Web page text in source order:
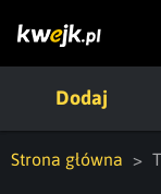
Dodaj
Strona główna